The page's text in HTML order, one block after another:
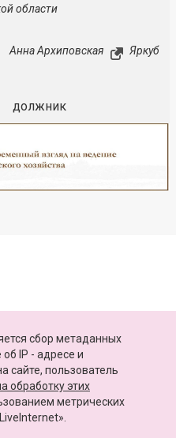
области
Анна Архиповская Яркуб
должник
сбор метаданных
IP - адресе и
сайте, пользователь
обработку этих
метрических